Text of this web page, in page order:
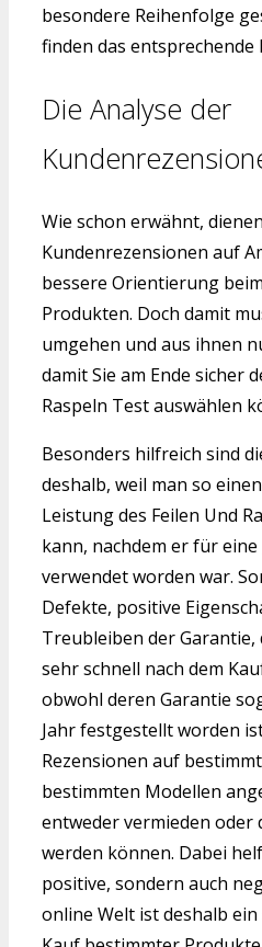
besondere Reihenfolge
finden das entsprechende
Die Analyse der
Wie schon erwähnt,
Kundenrezensionen auf
bessere Orientierung
Produkten. Doch damit
umgehen und aus ihnen
damit Sie am Ende sicher
Raspeln Test auswählen
Besonders hilfreich sind
deshalb, weil man so
Leistung des Feilen Und
kann, nachdem er für
verwendet worden war.
Defekte, positive
Treubleiben der Garantie,
sehr schnell nach dem
obwohl deren Garantie
Jahr festgestellt worden
Rezensionen auf
bestimmten Modellen
entweder vermieden oder
werden können. Dabei
positive, sondern auch
online Welt ist deshalb